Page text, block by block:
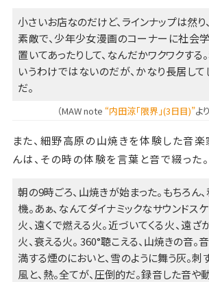
小さいお店なのだけど、ラインナップは然り
素敵で、少年少女漫画のコーナーに社会
置いてあったりして、なんだかワクワクする
いうわけではないのだが、かなり長居して
だ。
（MAW note “内田涼「限界」(3日目)”よ
また、細野高原の山焼きを体験した音楽
んは、その時の体験を言葉と音で綴った。
朝の9時ごろ、山焼きが始まった。もちろん
機。あぁ、なんてダイナミックなサウンドス
火、遠くで燃える火。近づいてくる火、遠ざ
火、衰える火。 360°聴こえる、山焼きの音。
満する煙のにおいと、雪のように舞う灰。刺
風と、熱。全てが、圧倒的だ。録音した音や